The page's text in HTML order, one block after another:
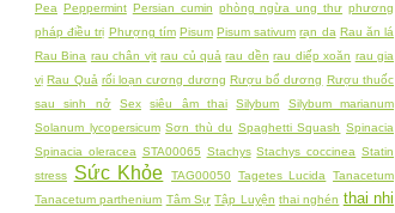
Pea Peppermint Persian cumin phòng ngừa ung thư phương
pháp điều trị Phượng tím Pisum Pisum sativum rạn da Rau ăn lá
Rau Bina rau chân vịt rau củ quả rau dền rau diếp xoăn rau gia
vị Rau Quả rối loạn cương dương Rượu bổ dương Rượu thuốc
sau sinh nở
Sex siêu âm thai Silybum
Silybum marianum
Solanum lycopersicum Sơn thù du Spaghetti Squash Spinacia
Spinacia oleracea STA00065 Stachys Stachys coccinea Statin
stress
Sức Khỏe TAG00050 Tagetes Lucida Tanacetum
Tanacetum parthenium Tâm Sự Tập Luyện thai nghén thai nhi